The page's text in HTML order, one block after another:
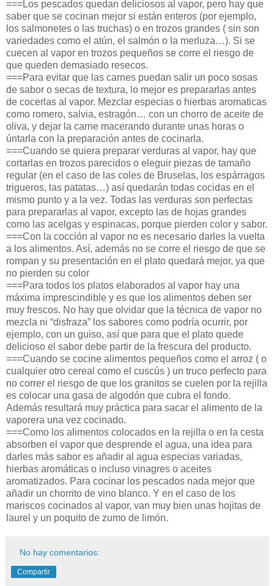
===Los pescados quedan deliciosos al vapor, pero hay que
saber que se cocinan mejor si están enteros (por ejemplo,
los salmonetes o las truchas) o en trozos grandes ( sin son
variedades como el atún, el salmón o la merluza…). Si se
cuecen al vapor en trozos pequeños se corre el riesgo de
que queden demasiado resecos.
===Para evitar que las carnes puedan salir un poco sosas
de sabor o secas de textura, lo mejor es prepararlas antes
de cocerlas al vapor. Mezclar especias o hierbas aromaticas
como romero, salvia, estragón… con un chorro de aceite de
oliva, y dejar la carne macerando durante unas horas o
úntarla con la preparación antes de cocinarla.
===Cuando se quiera preparar verduras al vapor, hay que
cortarlas en trozos parecidos o eleguir piezas de tamaño
regular (en el caso de las coles de Bruselas, los espárragos
trigueros, las patatas…) así quedarán todas cocidas en el
mismo punto y a la vez. Todas las verduras son perfectas
para prepararlas al vapor, excepto las de hojas grandes
como las acelgas y espinacas, porque pierden color y sabor.
===Con la cocción al vapor no es necesario darles la vuelta
a los alimentos. Así, además no se corre el riesgo de que se
rompan y su presentación en el plato quedará mejor, ya que
no pierden su color
===Para todos los platos elaborados al vapor hay una
máxima imprescindible y es que los alimentos deben ser
muy frescos. No hay que olvidar que la técnica de vapor no
mezcla ni “disfraza” los sabores como podría ocurrir, por
ejemplo, con un guiso, así que para que el plato quede
delicioso el sabor debe partir de la frescura del producto.
===Cuando se cocine alimentos pequeños como el arroz ( o
cualquier otro cereal como el cuscús ) un truco perfecto para
no correr el riesgo de que los granitos se cuelen por la rejilla
es colocar una gasa de algodón que cubra el fondo.
Además resultará muy práctica para sacar el alimento de la
vaporera una vez cocinado.
===Como los alimentos colocados en la rejilla o en la cesta
absorben el vapor que desprende el agua, una idea para
darles más sabor es añadir al agua especias variadas,
hierbas aromáticas o incluso vinagres o aceites
aromatizados. Para cocinar los pescados nada mejor que
añadir un chorrito de vino blanco. Y en el caso de los
mariscos cocinados al vapor, van muy bien unas hojitas de
laurel y un poquito de zumo de limón.
No hay comentarios:
Compartir